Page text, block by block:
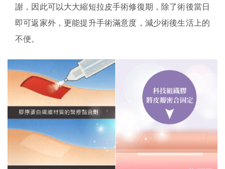
謝，因此可以大大縮短拉皮手術修復期，除了術後當日
即可返家外，更能提升手術滿意度，減少術後生活上的
不便。